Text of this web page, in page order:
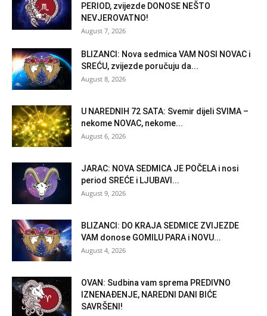
PERIOD, zvijezde DONOSE NEŠTO
NEVJEROVATNO!
August 7, 2026
BLIZANCI: Nova sedmica VAM NOSI NOVAC i
SREĆU, zvijezde poručuju da...
August 8, 2026
U NAREDNIH 72 SATA: Svemir dijeli SVIMA –
nekome NOVAC, nekome...
August 6, 2026
JARAC: NOVA SEDMICA JE POČELA i nosi
period SREĆE i LJUBAVI...
August 9, 2026
BLIZANCI: DO KRAJA SEDMICE ZVIJEZDE
VAM donose GOMILU PARA i NOVU...
August 4, 2026
OVAN: Sudbina vam sprema PREDIVNO
IZNENAĐENJE, NAREDNI DANI BIĆE
SAVRŠENI!